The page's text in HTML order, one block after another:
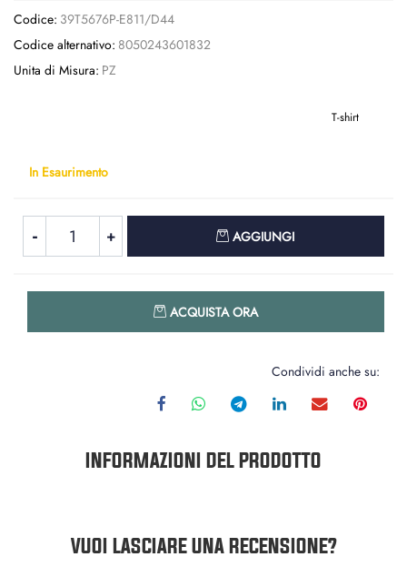
Codice: 39T5676P-E811/D44
Codice alternativo: 8050243601832
Unita di Misura: PZ
T-shirt
In Esaurimento
AGGIUNGI
ACQUISTA ORA
Condividi anche su:
INFORMAZIONI DEL PRODOTTO
VUOI LASCIARE UNA RECENSIONE?